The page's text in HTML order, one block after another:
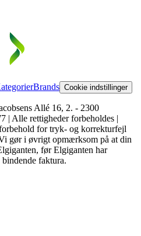
Brands Cookie indstillinger
Allé 16, 2. - 2300
| Alle rettigheder forbeholdes |
for tryk- og korrekturfejl
gør i øvrigt opmærksom på at din
før Elgiganten har
faktura.